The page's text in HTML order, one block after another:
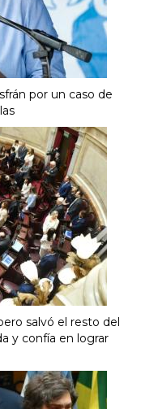
por un caso de
salvó el resto del
y confía en lograr